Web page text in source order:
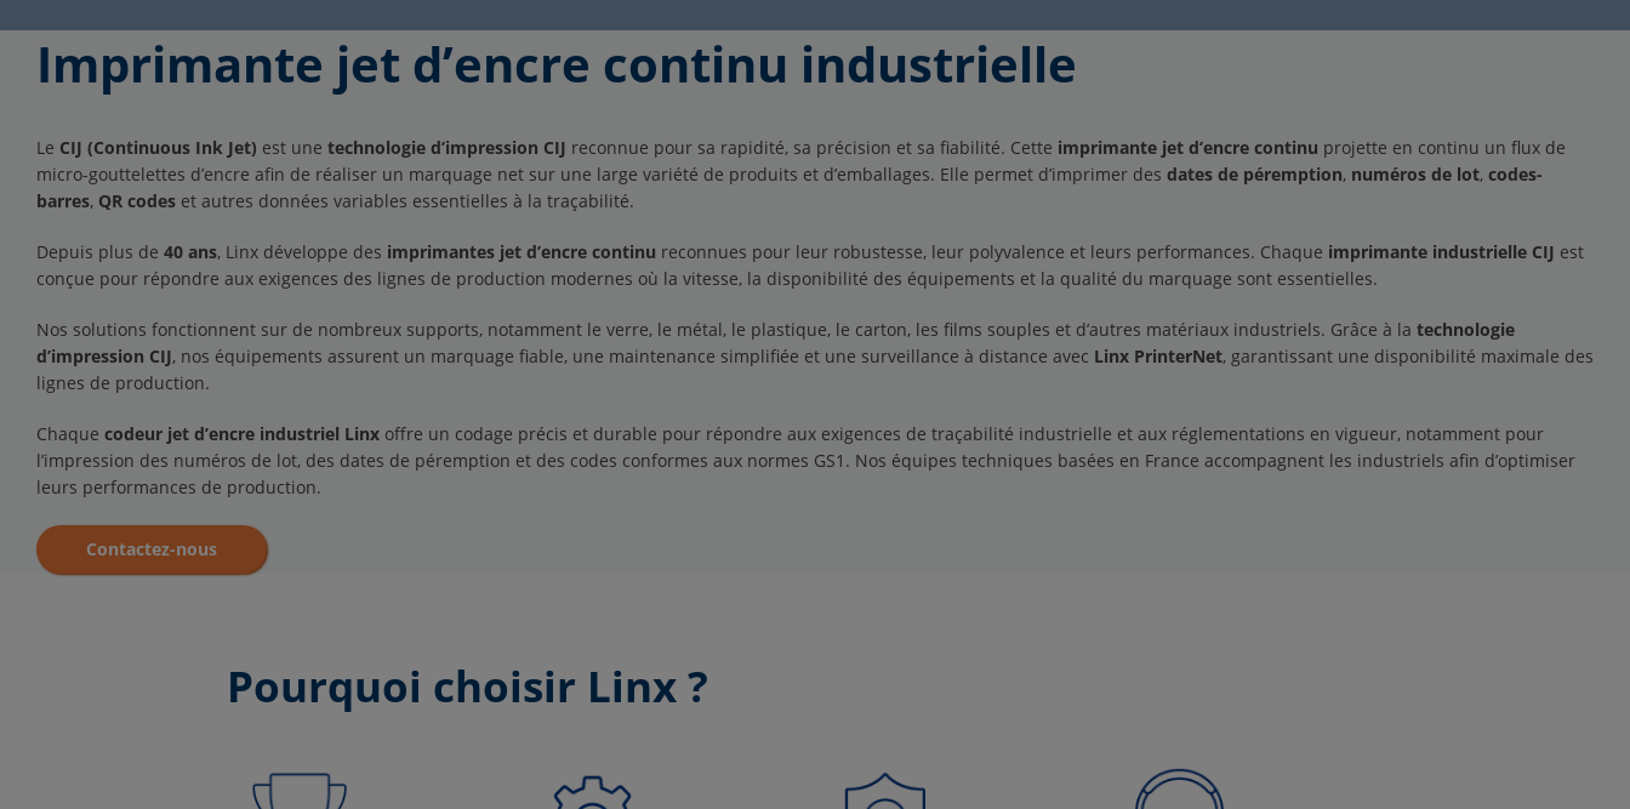
Imprimante jet d’encre continu industrielle
Le CIJ (Continuous Ink Jet) est une technologie d’impression CIJ reconnue pour sa rapidité, sa précision et sa fiabilité. Cette imprimante jet d’encre continu projette en continu un flux de
micro-gouttelettes d’encre afin de réaliser un marquage net sur une large variété de produits et d’emballages. Elle permet d’imprimer des dates de péremption, numéros de lot, codes-
barres, QR codes et autres données variables essentielles à la traçabilité.
Depuis plus de 40 ans, Linx développe des imprimantes jet d’encre continu reconnues pour leur robustesse, leur polyvalence et leurs performances. Chaque imprimante industrielle CIJ est
conçue pour répondre aux exigences des lignes de production modernes où la vitesse, la disponibilité des équipements et la qualité du marquage sont essentielles.
Nos solutions fonctionnent sur de nombreux supports, notamment le verre, le métal, le plastique, le carton, les films souples et d’autres matériaux industriels. Grâce à la technologie
d’impression CIJ, nos équipements assurent un marquage fiable, une maintenance simplifiée et une surveillance à distance avec Linx PrinterNet, garantissant une disponibilité maximale des
lignes de production.
Chaque codeur jet d’encre industriel Linx offre un codage précis et durable pour répondre aux exigences de traçabilité industrielle et aux réglementations en vigueur, notamment pour
l’impression des numéros de lot, des dates de péremption et des codes conformes aux normes GS1. Nos équipes techniques basées en France accompagnent les industriels afin d’optimiser
leurs performances de production.
Contactez-nous
Pourquoi choisir Linx ?